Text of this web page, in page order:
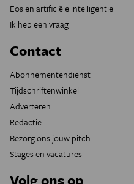
Eos en artificiële intelligentie
Ik heb een vraag
Contact
Abonnementendienst
Tijdschriftenwinkel
Adverteren
Redactie
Bezorg ons jouw pitch
Stages en vacatures